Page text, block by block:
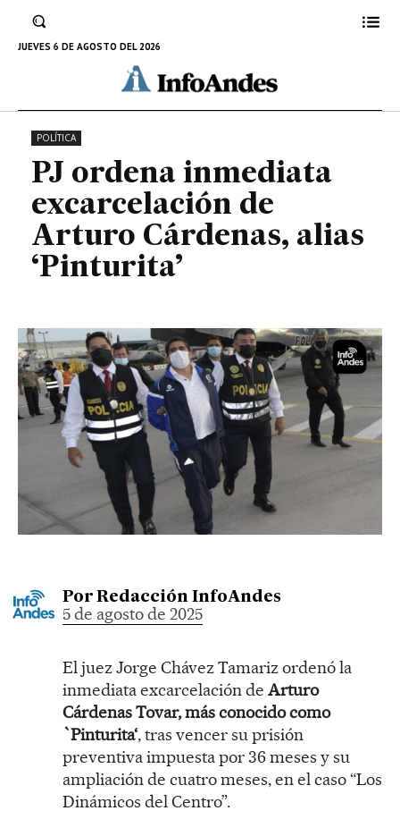
JUEVES 6 DE AGOSTO DEL 2026
Cárdenas, alias ‘Pinturita’
5 DE AGOSTO DE 2025
POLÍTICA
PJ ordena inmediata
excarcelación de
Arturo Cárdenas, alias
‘Pinturita’
Por Redacción InfoAndes
5 de agosto de 2025
El juez Jorge Chávez Tamariz ordenó la
inmediata excarcelación de Arturo
Cárdenas Tovar, más conocido como
`Pinturita‘, tras vencer su prisión
preventiva impuesta por 36 meses y su
ampliación de cuatro meses, en el caso “Los
Dinámicos del Centro”.